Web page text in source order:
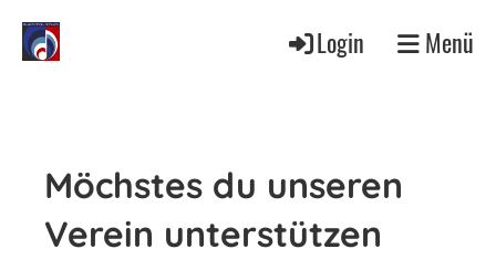
Login Menü
Möchstes du unseren
Verein unterstützen